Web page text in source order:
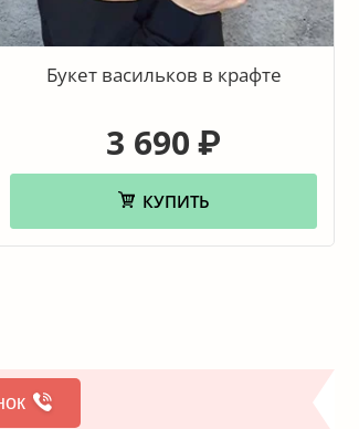
Букет васильков в крафте
3 690 ₽
КУПИТЬ